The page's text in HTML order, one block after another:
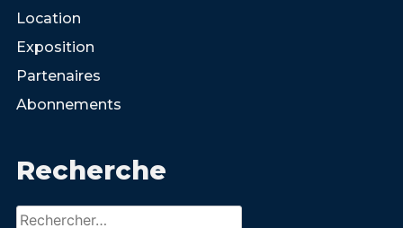
Location
Exposition
Partenaires
Abonnements
Recherche
Rechercher :